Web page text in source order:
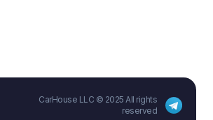
CarHouse LLC © 2025 All rights
reserved